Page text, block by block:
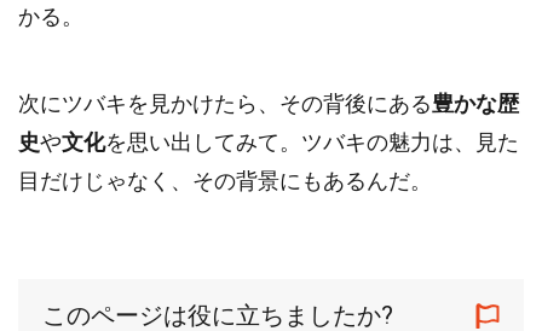
かる。
次にツバキを見かけたら、その背後にある豊かな歴
史や文化を思い出してみて。ツバキの魅力は、見た
目だけじゃなく、その背景にもあるんだ。
このページは役に立ちましたか?